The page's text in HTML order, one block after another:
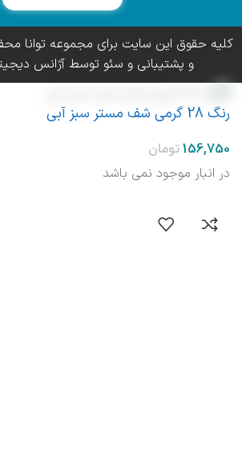
کلیه حقوق این سایت برای مجموعه توانا
و پشتیبانی و سئو توسط آژانس
رنگ 28 گرمی شف مستر سبز آبی
در انبار موجود نمی باشد